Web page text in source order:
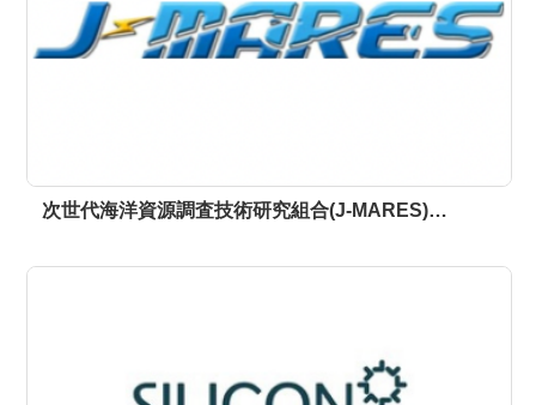
次世代海洋資源調査技術研究組合(J-MARES)…